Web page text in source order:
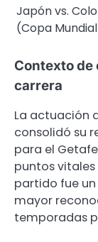
Japón vs.
(Copa
Contexto de
carrera
La actuación
consolidó su
para el
puntos
partido fue
mayor
temporadas